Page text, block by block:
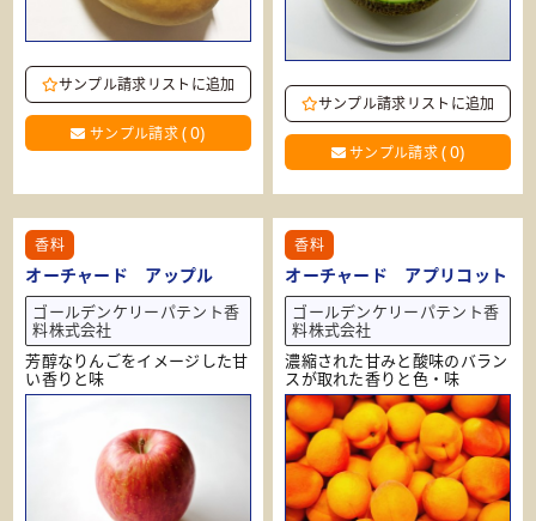
サンプル請求リストに追加
サンプル請求(0)
サンプル請求リストに追加
サンプル請求(0)
香料
オーチャード アップル
ゴールデンケリーパテント香
料株式会社
芳醇なりんごをイメージした甘
い香りと味
香料
オーチャード アプリコット
ゴールデンケリーパテント香
料株式会社
濃縮された甘みと酸味のバラン
スが取れた香りと色・味